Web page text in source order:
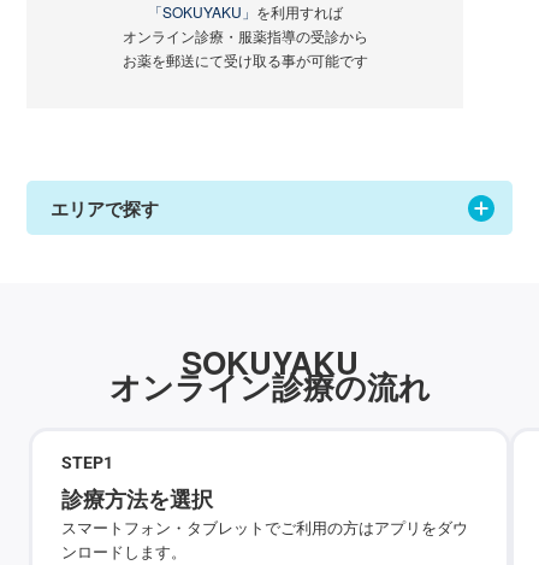
「SOKUYAKU」 を利用すれば
オンライン診療・服薬指導の受診から
お薬を郵送にて受け取る事が可能です
エリアで探す
SOKUYAKU
オンライン診療の流れ
STEP1
診療方法を選択
スマートフォン・タブレットでご利用の方はアプリをダウ
ンロードします。